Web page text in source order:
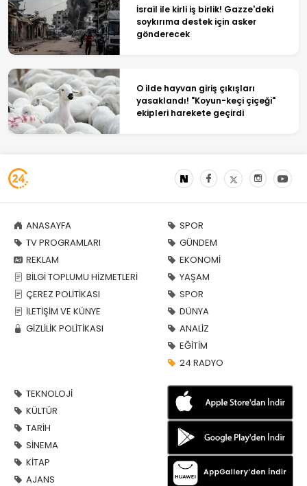
İsrail ile kirli iş birlik! Gazze'deki
soykırıma destek için asker
gönderecek
O ilde hayvan giriş çıkışları
yasaklandı! "Koyun-keçi çiçeği"
ekipleri harekete geçirdi
ANASAYFA
TV PROGRAMLARI
REKLAM
BİLGİ TOPLUMU HİZMETLERİ
ÇEREZ POLİTİKASI
İLETİŞİM VE KÜNYE
GİZLİLİK POLİTİKASI
SPOR
GÜNDEM
EKONOMİ
YAŞAM
SPOR
DÜNYA
ANALİZ
EĞİTİM
24 RADYO
TEKNOLOJİ
KÜLTÜR
TARİH
SİNEMA
KİTAP
AJANS